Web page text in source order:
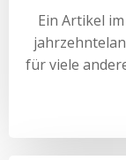
Ein Artikel
für viele